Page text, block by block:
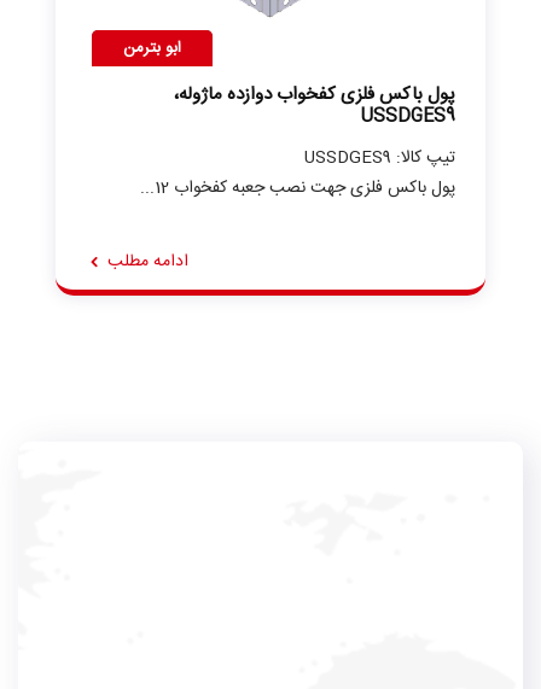
ابو بترمن
پول باکس فلزی کفخواب دوازده ماژوله،
USSDGES9
تیپ کالا: USSDGES9
پول باکس فلزی جهت نصب جعبه کفخواب 12...
ادامه مطلب